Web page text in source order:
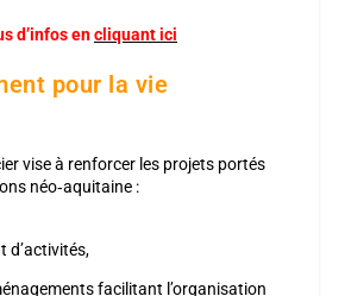
d’infos encliquant ici
pour la vie
vise à renforcer les projets portés
néo‑aquitaine :
d’activités,
facilitant l’organisation